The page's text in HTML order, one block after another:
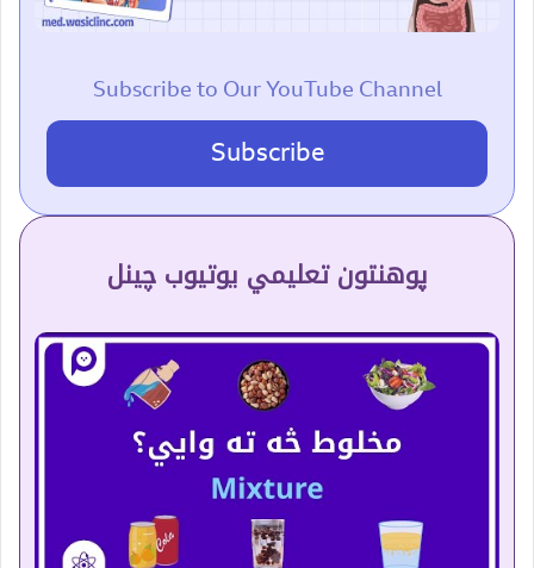
Subscribe to Our YouTube Channel
Subscribe
پوهنتون تعلیمي یوتیوب چینل